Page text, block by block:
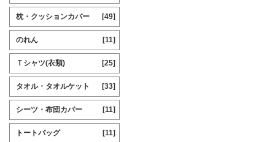
枕・クッションカバー [49]
のれん [11]
Ｔシャツ(衣類) [25]
タオル・タオルケット [33]
シーツ・布団カバー [11]
トートバッグ [11]